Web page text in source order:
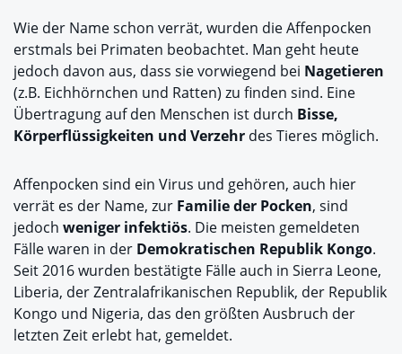
Wie der Name schon verrät, wurden die Affenpocken
erstmals bei Primaten beobachtet. Man geht heute
jedoch davon aus, dass sie vorwiegend bei Nagetieren
(z.B. Eichhörnchen und Ratten) zu finden sind. Eine
Übertragung auf den Menschen ist durch Bisse,
Körperflüssigkeiten und Verzehr des Tieres möglich.
Affenpocken sind ein Virus und gehören, auch hier
verrät es der Name, zur Familie der Pocken, sind
jedoch weniger infektiös. Die meisten gemeldeten
Fälle waren in der Demokratischen Republik Kongo.
Seit 2016 wurden bestätigte Fälle auch in Sierra Leone,
Liberia, der Zentralafrikanischen Republik, der Republik
Kongo und Nigeria, das den größten Ausbruch der
letzten Zeit erlebt hat, gemeldet.